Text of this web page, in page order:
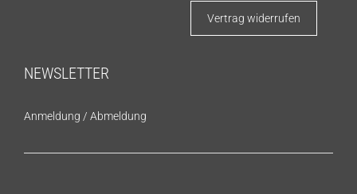
Vertrag widerrufen
NEWSLETTER
Anmeldung / Abmeldung